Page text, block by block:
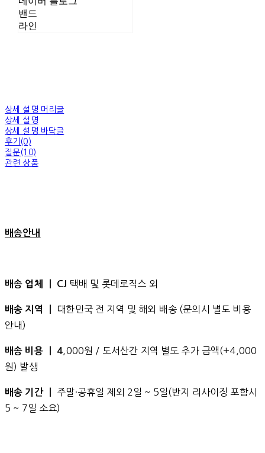
밴드
라인
상세 설명 머리글
상세 설명
상세 설명 바닥글
후기(0)
질문(10)
관련 상품
배송안내
배송 업체 ㅣ CJ 택배 및 롯데로직스 외
배송 지역 ㅣ 대한민국 전 지역 및 해외 배송 (문의시 별도 비용
안내)
배송 비용 ㅣ 4,000원 / 도서산간 지역 별도 추가 금액(+4,000
원) 발생
배송 기간 ㅣ 주말·공휴일 제외 2일 ~ 5일(반지 리사이징 포함시
5 ~ 7일 소요)